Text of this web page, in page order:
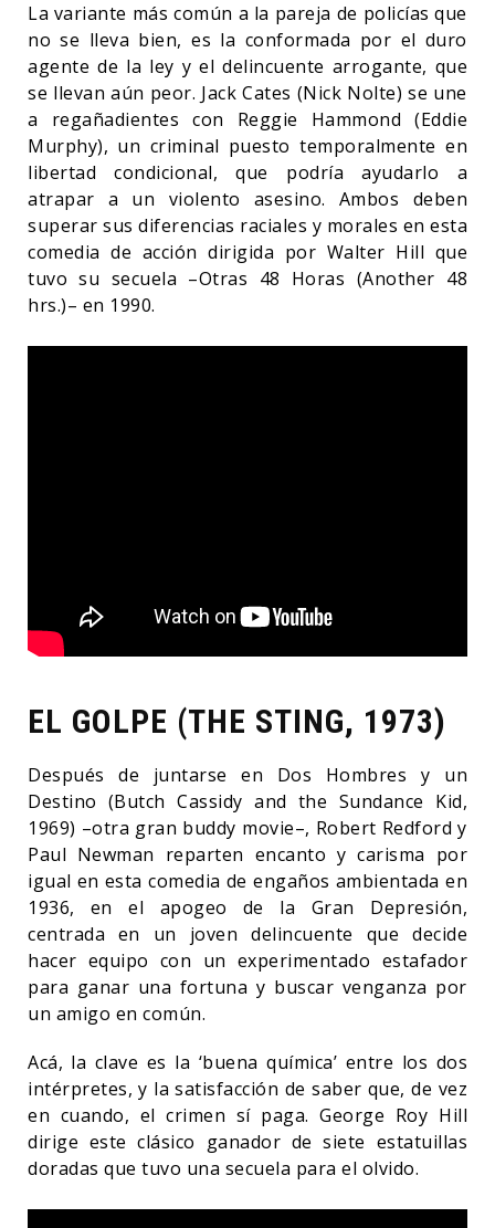
La variante más común a la pareja de policías que
no se lleva bien, es la conformada por el duro
agente de la ley y el delincuente arrogante, que
se llevan aún peor. Jack Cates (Nick Nolte) se une
a regañadientes con Reggie Hammond (Eddie
Murphy), un criminal puesto temporalmente en
libertad condicional, que podría ayudarlo a
atrapar a un violento asesino. Ambos deben
superar sus diferencias raciales y morales en esta
comedia de acción dirigida por Walter Hill que
tuvo su secuela –Otras 48 Horas (Another 48
hrs.)– en 1990.
EL GOLPE (THE STING, 1973)
Después de juntarse en Dos Hombres y un
Destino (Butch Cassidy and the Sundance Kid,
1969) –otra gran buddy movie–, Robert Redford y
Paul Newman reparten encanto y carisma por
igual en esta comedia de engaños ambientada en
1936, en el apogeo de la Gran Depresión,
centrada en un joven delincuente que decide
hacer equipo con un experimentado estafador
para ganar una fortuna y buscar venganza por
un amigo en común.
Acá, la clave es la ‘buena química’ entre los dos
intérpretes, y la satisfacción de saber que, de vez
en cuando, el crimen sí paga. George Roy Hill
dirige este clásico ganador de siete estatuillas
doradas que tuvo una secuela para el olvido.